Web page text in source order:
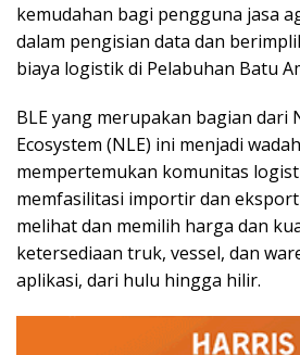
kemudahan bagi pengguna jasa
dalam pengisian data dan
biaya logistik di Pelabuhan Batu
BLE yang merupakan bagian dari
Ecosystem (NLE) ini menjadi
mempertemukan komunitas
memfasilitasi importir dan
melihat dan memilih harga dan
ketersediaan truk, vessel, dan
aplikasi, dari hulu hingga hilir.